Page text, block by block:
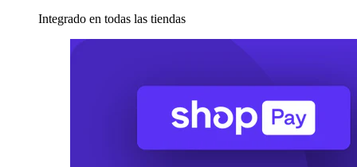
Integrado en todas las tiendas